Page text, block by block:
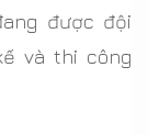
được đội
và thi công